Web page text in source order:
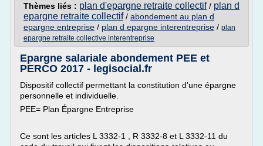
Thèmes liés : plan d'epargne retraite collectif/ plan d
epargne retraite collectif/ abondement au plan d
epargne entreprise / plan d epargne interentreprise / plan
epargne retraite collective interentreprise
Epargne salariale abondement PEE et
PERCO 2017 - legisocial.fr
Dispositif collectif permettant la constitution d'une épargne
personnelle et individuelle.
PEE= Plan Épargne Entreprise
Ce sont les articles L 3332-1 , R 3332-8 et L 3332-11 du